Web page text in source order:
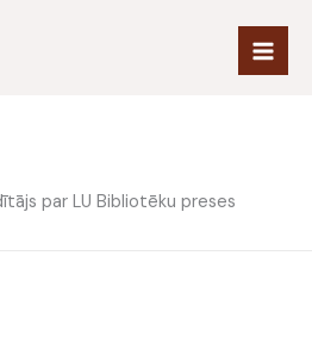
par LU Bibliotēku preses